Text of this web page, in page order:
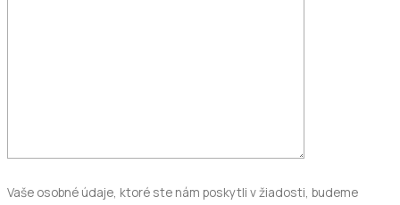
Vaše osobné údaje, ktoré ste nám poskytli v žiadosti, budeme